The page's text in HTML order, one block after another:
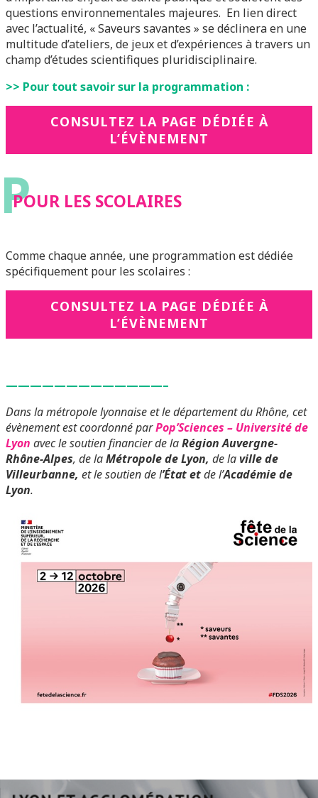
questions environnementales majeures. En lien direct
avec l’actualité, « Saveurs savantes » se déclinera en une
multitude d’ateliers, de jeux et d’expériences à travers un
champ d’études scientifiques pluridisciplinaire.
>> Pour tout savoir sur la programmation :
CONSULTEZ LA PAGE DÉDIÉE À
L’ÉVÈNEMENT
P
POUR LES SCOLAIRES
Comme chaque année, une programmation est dédiée
spécifiquement pour les scolaires :
CONSULTEZ LA PAGE DÉDIÉE À
L’ÉVÈNEMENT
—————————————–
Dans la métropole lyonnaise et le département du Rhône, cet
évènement est coordonné parPop’Sciences – Université de
Lyon avec le soutien financier de laRégion Auvergne-
Rhône-Alpes, de laMétropole de Lyon, de laville de
Villeurbanne, et le soutien de l’État etde l’Académie de
Lyon.